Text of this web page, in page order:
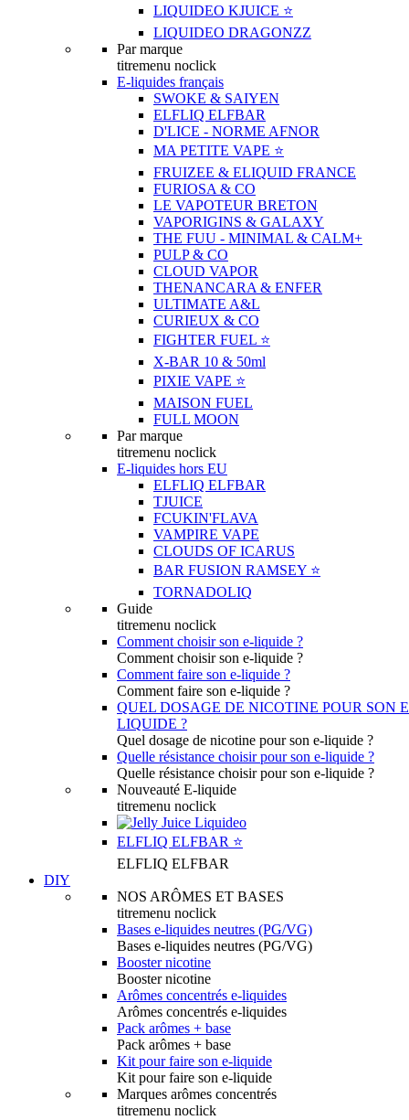
LIQUIDEO KJUICE ⭐️
LIQUIDEO DRAGONZZ
Par marque
titremenu noclick
E-liquides français
SWOKE & SAIYEN
ELFLIQ ELFBAR
D'LICE - NORME AFNOR
MA PETITE VAPE ⭐️
FRUIZEE & ELIQUID FRANCE
FURIOSA & CO
LE VAPOTEUR BRETON
VAPORIGINS & GALAXY
THE FUU - MINIMAL & CALM+
PULP & CO
CLOUD VAPOR
THENANCARA & ENFER
ULTIMATE A&L
CURIEUX & CO
FIGHTER FUEL ⭐️
X-BAR 10 & 50ml
PIXIE VAPE ⭐️
MAISON FUEL
FULL MOON
Par marque
titremenu noclick
E-liquides hors EU
ELFLIQ ELFBAR
TJUICE
FCUKIN'FLAVA
VAMPIRE VAPE
CLOUDS OF ICARUS
BAR FUSION RAMSEY ⭐️
TORNADOLIQ
Guide
titremenu noclick
Comment choisir son e-liquide ?
Comment choisir son e-liquide ?
Comment faire son e-liquide ?
Comment faire son e-liquide ?
QUEL DOSAGE DE NICOTINE POUR SON
LIQUIDE ?
Quel dosage de nicotine pour son e-liquide ?
Quelle résistance choisir pour son e-liquide ?
Quelle résistance choisir pour son e-liquide ?
Nouveauté E-liquide
titremenu noclick
ELFLIQ ELFBAR ⭐️
ELFLIQ ELFBAR
DIY
NOS ARÔMES ET BASES
titremenu noclick
Bases e-liquides neutres (PG/VG)
Bases e-liquides neutres (PG/VG)
Booster nicotine
Booster nicotine
Arômes concentrés e-liquides
Arômes concentrés e-liquides
Pack arômes + base
Pack arômes + base
Kit pour faire son e-liquide
Kit pour faire son e-liquide
Marques arômes concentrés
titremenu noclick